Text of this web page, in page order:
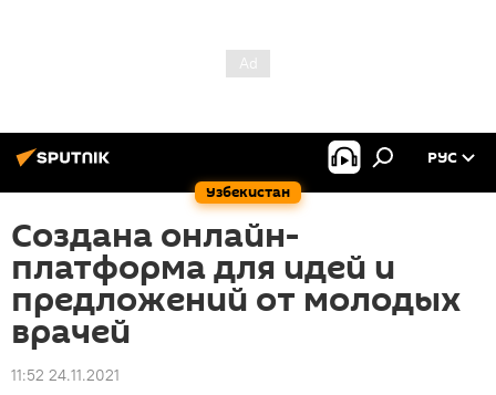
Узбекистан
РУС
Создана онлайн-
платформа для идей и
предложений от молодых
врачей
11:52 24.11.2021